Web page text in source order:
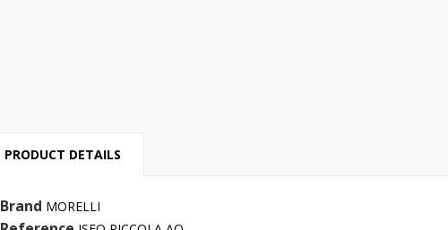
PRODUCT DETAILS
Brand MORELLI